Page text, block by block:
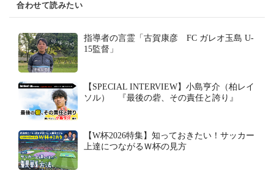
合わせて読みたい
指導者の言霊「古賀康彦 FC ガレオ玉島 U-
15監督」
【SPECIAL INTERVIEW】小島亨介（柏レイ
ソル） 『最後の砦、その責任と誇り』
【W杯2026特集】知っておきたい！サッカー
上達につながるＷ杯の見方